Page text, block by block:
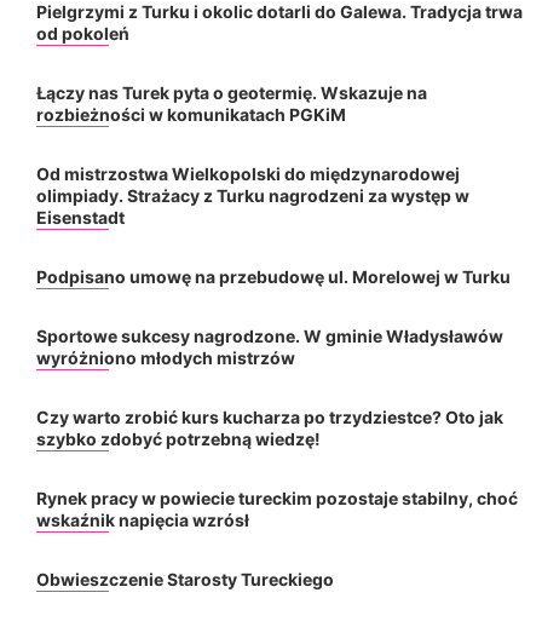
Pielgrzymi z Turku i okolic dotarli do Galewa. Tradycja trwa
od pokoleń
Łączy nas Turek pyta o geotermię. Wskazuje na
rozbieżności w komunikatach PGKiM
Od mistrzostwa Wielkopolski do międzynarodowej
olimpiady. Strażacy z Turku nagrodzeni za występ w
Eisenstadt
Podpisano umowę na przebudowę ul. Morelowej w Turku
Sportowe sukcesy nagrodzone. W gminie Władysławów
wyróżniono młodych mistrzów
Czy warto zrobić kurs kucharza po trzydziestce? Oto jak
szybko zdobyć potrzebną wiedzę!
Rynek pracy w powiecie tureckim pozostaje stabilny, choć
wskaźnik napięcia wzrósł
Obwieszczenie Starosty Tureckiego